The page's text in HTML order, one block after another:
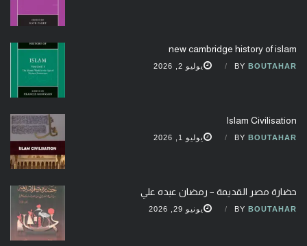
new cambridge history of islam
BY BOUTAHAR يوليو 2, 2026
Islam Civilisation
BY BOUTAHAR يوليو 1, 2026
حضارة مصر القديمة – رمضان عبده علي
BY BOUTAHAR يونيو 29, 2026